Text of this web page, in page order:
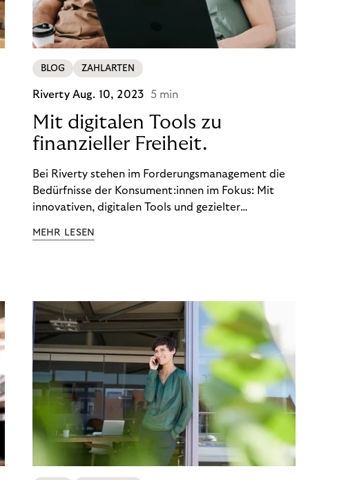
BLOG ZAHLARTEN
Riverty Aug. 10, 2023 5 min
Mit digitalen Tools zu
finanzieller Freiheit.
Bei Riverty stehen im Forderungsmanagement die
Bedürfnisse der Konsument:innen im Fokus: Mit
innovativen, digitalen Tools und gezielter
ein Leben in finanzieller Freiheit zu führen. So
MEHR LESEN